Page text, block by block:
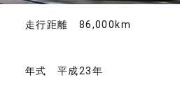
走行距離 86,000km
年式 平成23年